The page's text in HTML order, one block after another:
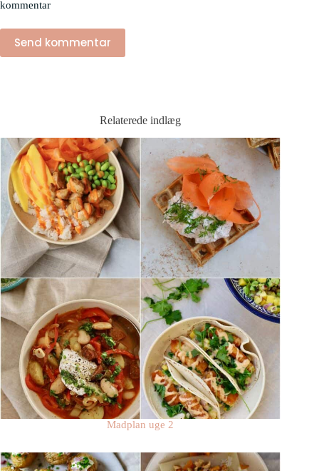
kommentar
Send kommentar
Relaterede indlæg
Madplan uge 2